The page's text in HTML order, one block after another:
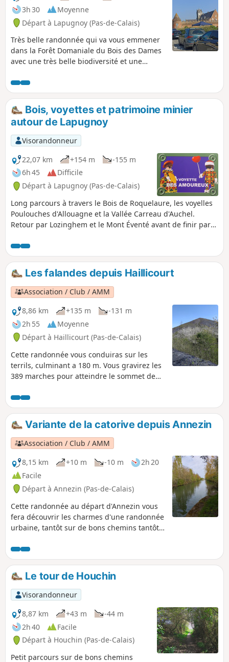
3h 30
Moyenne
Départ à Lapugnoy (Pas-de-Calais)
Très belle randonnée qui va vous emmener
dans la Forêt Domaniale du Bois des Dames
avec une très belle biodiversité et une
Labeuvrière en passant sur le terril. Un peu
d'histoire minière : en 1920 de nombreux
polonais sont arrivés à Lapugnoy où ils ont
été obligés de monter les baraquements
pour ce loger.
Bois, voyettes et patrimoine minier
autour de Lapugnoy
Visorandonneur
22,07 km
+154 m
-155 m
6h 45
Difficile
Départ à Lapugnoy (Pas-de-Calais)
Long parcours à travers le Bois de Roquelaure, les voyelles
Poulouches d'Allouagne et la Vallée Carreau d'Auchel.
Retour par Lozinghem et le Mont Éventé avant de finir par
des Dames.Relativement peu de goudron (mais on est tout
de même en zone urbaine), mais par temps humide,
certains chemins peuvent devenir difficiles.
Les falandes depuis Haillicourt
Association / Club / AMM
8,86 km
+135 m
-131 m
2h 55
Moyenne
Départ à Haillicourt (Pas-de-Calais)
Cette randonnée vous conduiras sur les
terrils, culminant a 180 m. Vous gravirez les
389 marches pour atteindre le sommet de
marcherez sur les divers terrils. Sur le terril
9, 2000 pieds de vignes ont été planter en
2011 et donnent a ce jour du vin appelé
charbonnay.
Variante de la catorive depuis Annezin
Association / Club / AMM
8,15 km
+10 m -10 m
2h 20
Facile
Départ à Annezin (Pas-de-Calais)
Cette randonnée au départ d'Annezin vous
fera découvrir les charmes d'une randonnée
urbaine, tantôt sur de bons chemins tantôt
traces de l'ancien canal qui, de nos jours,
n'existe plus.
Le tour de Houchin
Visorandonneur
8,87 km
+43 m
-44 m
2h 40
Facile
Départ à Houchin (Pas-de-Calais)
Petit parcours sur de bons chemins